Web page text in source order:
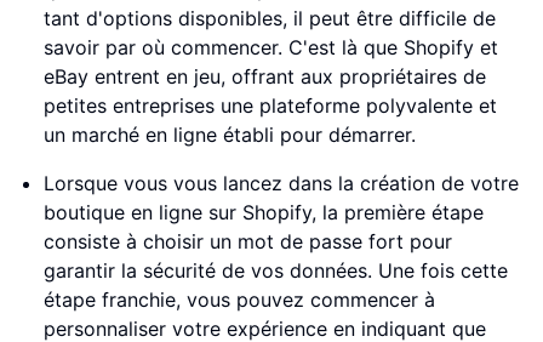
tant d'options disponibles, il peut être difficile de
savoir par où commencer. C'est là que Shopify et
eBay entrent en jeu, offrant aux propriétaires de
petites entreprises une plateforme polyvalente et
un marché en ligne établi pour démarrer.
Lorsque vous vous lancez dans la création de votre
boutique en ligne sur Shopify, la première étape
consiste à choisir un mot de passe fort pour
garantir la sécurité de vos données. Une fois cette
étape franchie, vous pouvez commencer à
personnaliser votre expérience en indiquant que